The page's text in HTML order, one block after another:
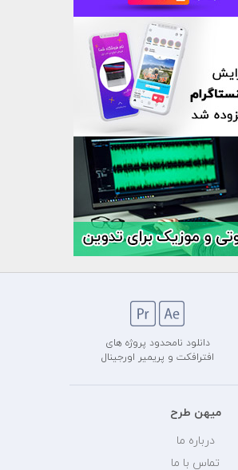
دانلود نامحدود پروژه های
افترافکت و پریمیر اورجینال
میهن طرح
درباره ما
تماس با ما